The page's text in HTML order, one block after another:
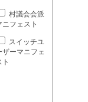
村議会会派
ニフェスト
スイッチユ
ザーマニフェ
ト